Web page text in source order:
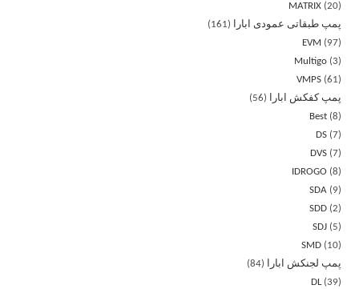
MATRIX 20
پمپ طبقاتی عمودی ابارا
161
EVM
97
Multigo 3
VMPS 61
پمپ کفکش ابارا
56
Best 8
DS 7
DVS 7
IDROGO
8
SDA
9
SDD 2
SDJ
5
SMD
10
پمپ لجنکش ابارا
84
DL 39